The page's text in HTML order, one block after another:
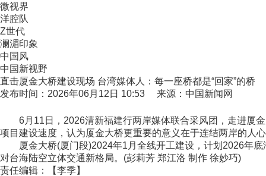
微视界
洋腔队
Z世代
澜湄印象
中国风
中国新视野
直击厦金大桥建设现场 台湾媒体人：每一座桥都是“回家”的桥
发布时间：2026年06月12日 10:53 来源：中国新闻网
6月11日，2026清新福建行两岸媒体联合采风团，走进厦金
项目建设速度，认为厦金大桥更重要的意义在于连结两岸的人
厦金大桥(厦门段)2024年1月全线开工建设，计划2026年底
对台海陆空立体交通新格局。(彭莉芳 郑江洛 制作 徐妙巧)
责任编辑：【李季】